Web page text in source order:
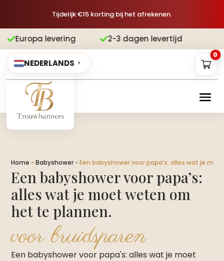
Tijdelijk €15 korting bij het afrekenen.
2-3 dagen levertijd
NEDERLANDS ▼
0
Home »Babyshower »Een babyshower voor papa’s: alles wat je
Een babyshower voor papa’s:
alles wat je moet weten om
het te plannen.​
voor bruidsparen
Een babyshower voor papa's: alles wat je moet